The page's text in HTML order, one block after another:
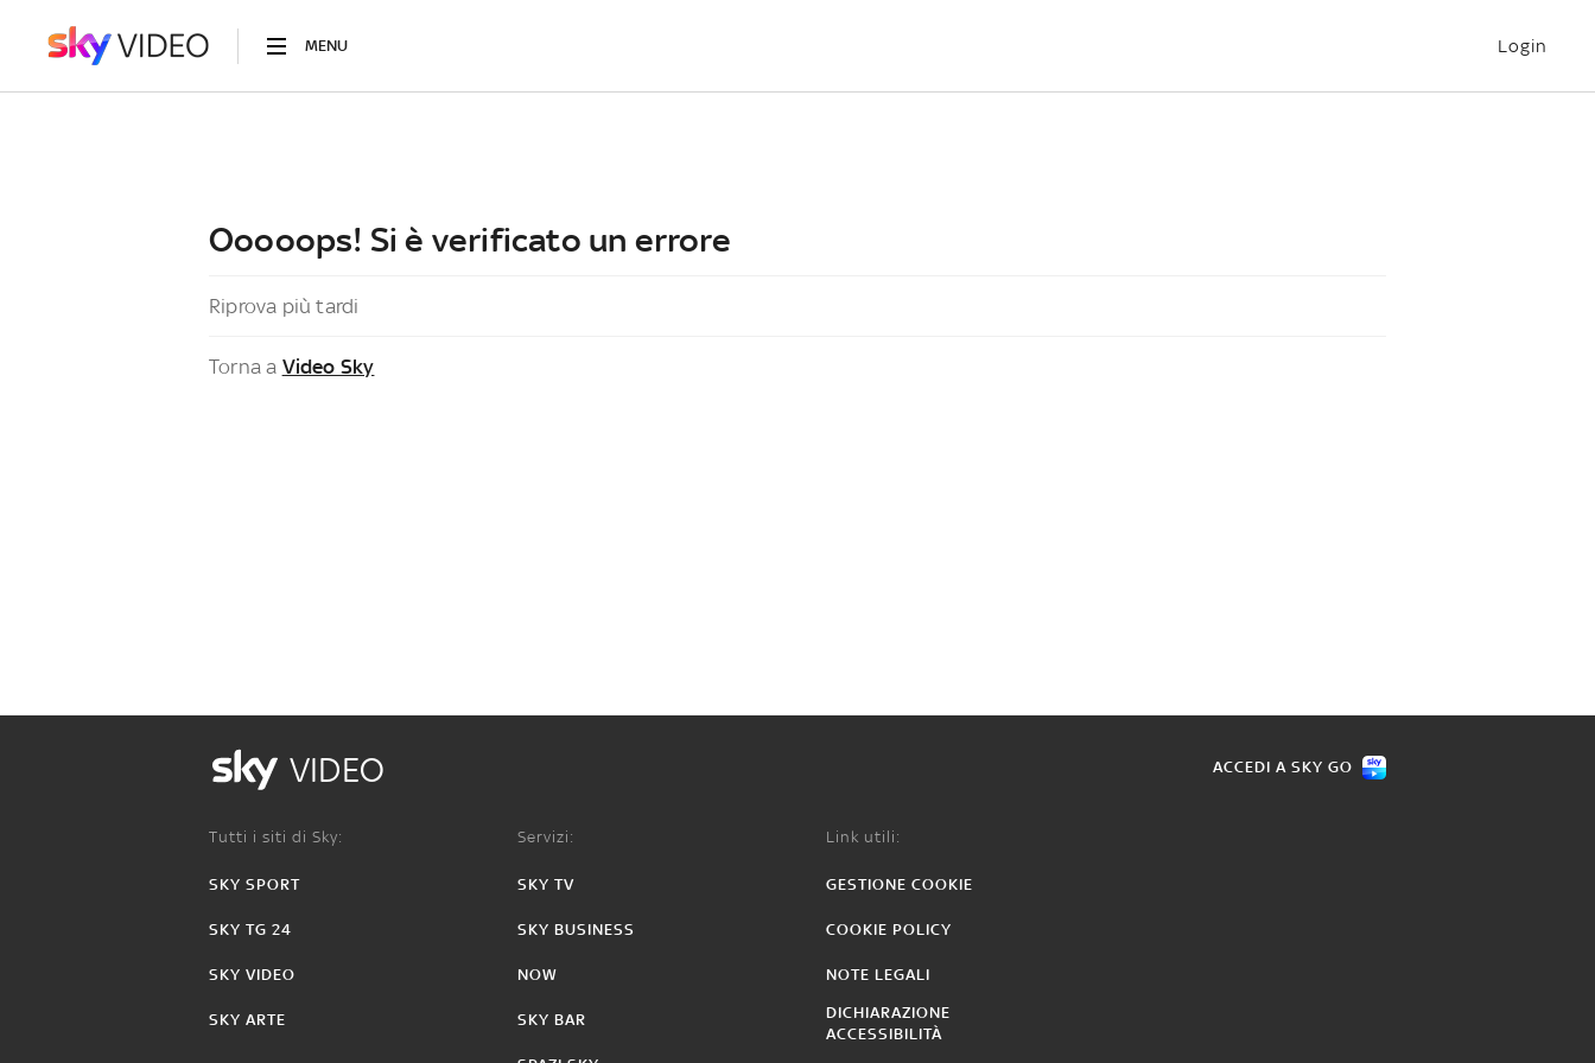
MENU Login
Ooooops! Si è verificato un errore
Riprova più tardi
Torna a Video Sky
VIDEO ACCEDI A SKY GO
Tutti i siti di Sky:
SKY SPORT
SKY TG 24
SKY VIDEO
SKY ARTE
Servizi:
SKY TV
SKY BUSINESS
NOW
SKY BAR
Link utili:
GESTIONE COOKIE
COOKIE POLICY
NOTE LEGALI
DICHIARAZIONE
ACCESSIBILITÀ